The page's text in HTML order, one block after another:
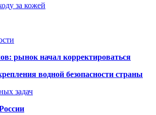
за кожей
рынок начал корректироваться
водной безопасности страны
задач